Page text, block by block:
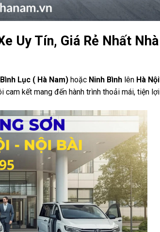
Uy Tín, Giá Rẻ Nhất
Bình Lục ( Hà Nam) hoặc Ninh Bình lên Hà Nội
cam kết mang đến hành trình thoải mái, tiện